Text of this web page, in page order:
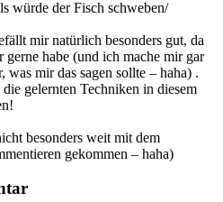
würde der Fisch schweben/
mir natürlich besonders gut, da
gerne habe (und ich mache mir gar
was mir das sagen sollte – haha) .
gelernten Techniken in diesem
besonders weit mit dem
gekommen – haha)